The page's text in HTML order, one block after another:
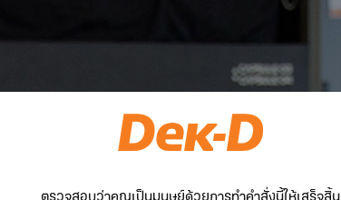
ตรวจสอบว่าคุณเป็นมนุษย์ด้วยการทำคำสั่งนี้ให้เสร็จสิ้น